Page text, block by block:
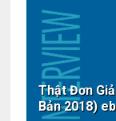
Thật Đơn
Bản 2018)